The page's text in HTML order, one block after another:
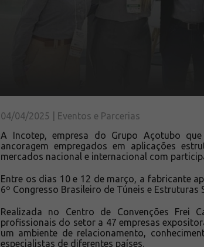
04/04/2025 | Eventos e Parcerias
A Incotep, empresa do Grupo Açotubo
ancoragem empregados em aplicações
mercados nacional e internacional com
Entre os dias 10 e 12 de março, a fabricante
6º Congresso Brasileiro de Túneis e Estruturas
Realizada no Centro de Convenções Frei
profissionais do setor a 47 empresas
um ambiente de relacionamento,
especialistas de diferentes países.